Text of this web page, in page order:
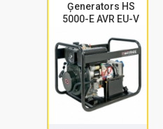
Ģenerators HS
5000-E AVR EU-V